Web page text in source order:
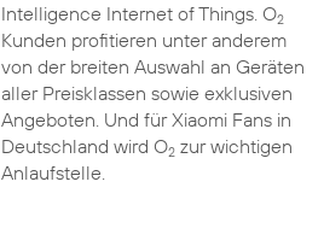
Intelligence Internet of Things. O2
Kunden profitieren unter anderem
von der breiten Auswahl an Geräten
aller Preisklassen sowie exklusiven
Angeboten. Und für Xiaomi Fans in
Deutschland wird O2zur wichtigen
Anlaufstelle.